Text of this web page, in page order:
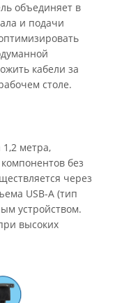
объединяет в
и подачи
кабели за
столе.
метра,
без
через
USB-A (тип
устройством.
высоких